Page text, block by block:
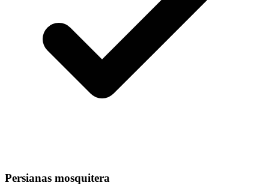
Persianas mosquitera